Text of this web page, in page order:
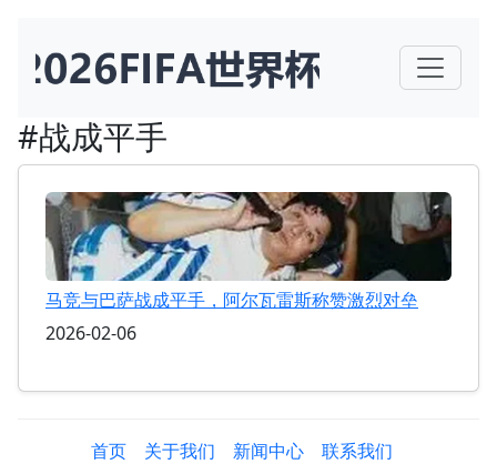
#战成平手
马竞与巴萨战成平手，阿尔瓦雷斯称赞激烈对垒
2026-02-06
首页 关于我们 新闻中心
联系我们